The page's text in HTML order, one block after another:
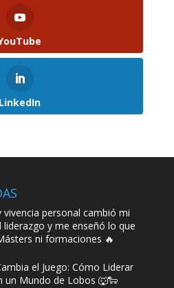
LinkedIn
personal cambió mi
liderazgo y me enseñó lo que
ni formaciones 🔥
el Juego: Cómo Liderar
un Mundo de Lobos 🐺🐑